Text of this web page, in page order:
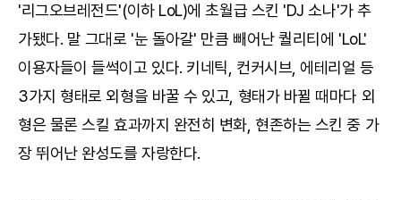
'리그오브레전드'(이하 LoL)에 초월급 스킨 'DJ 소나'가 추
가됐다. 말 그대로 '눈 돌아갈' 만큼 빼어난 퀄리티에 'LoL'
이용자들이 들썩이고 있다. 키네틱, 컨커시브, 에테리얼 등
3가지 형태로 외형을 바꿀 수 있고, 형태가 바뀔 때마다 외
형은 물론 스킬 효과까지 완전히 변화, 현존하는 스킨 중 가
장 뛰어난 완성도를 자랑한다.